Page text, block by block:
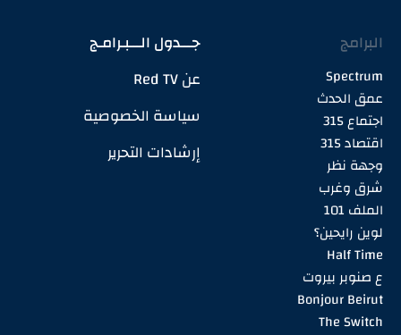
البرامج
Spectrum
عمق الحدث
اجتماع 315
اقتصاد 315
وجهة نظر
شرق وغرب
الملف 101
لوين رايحين؟
Half Time
ع صنوبر بيروت
Bonjour Beirut
The Switch
جـــدول الـــبـرامـج
عن Red TV
سياسة الخصوصية
إرشادات التحرير